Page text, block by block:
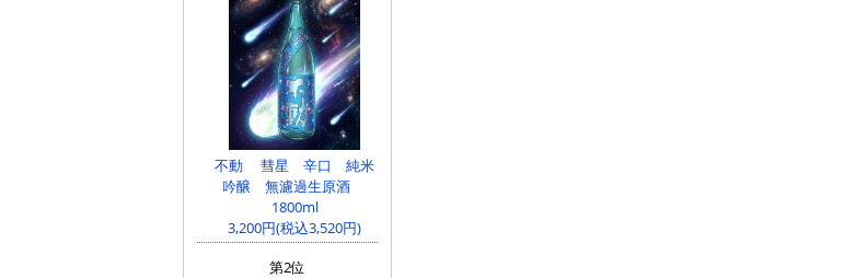
不動 彗星 辛口 純米
吟醸 無濾過生原酒
1800ml
3,200円(税込3,520円)
第2位